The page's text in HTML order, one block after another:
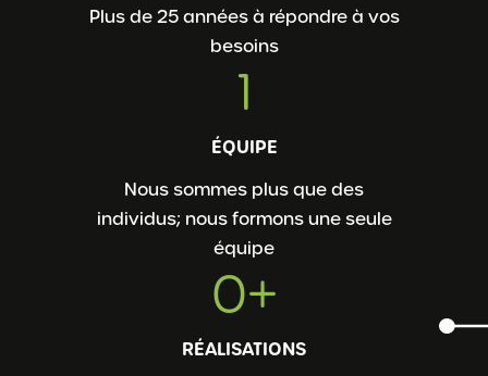
Plus de 25 années à répondre à vos
besoins
1
ÉQUIPE
Nous sommes plus que des
individus; nous formons une seule
équipe
0+
RÉALISATIONS